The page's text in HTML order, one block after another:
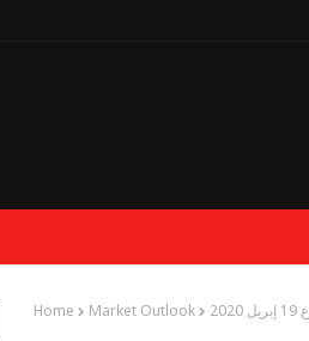
Home Market Outlook